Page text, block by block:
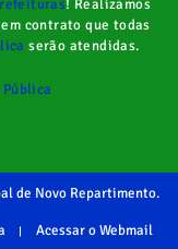
! Realizamos
contrato que todas
serão atendidas.
de Novo Repartimento.
Acessar o Webmail